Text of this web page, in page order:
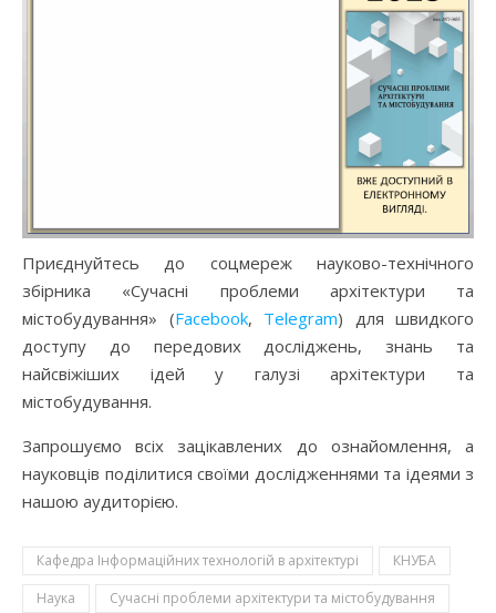
Приєднуйтесь до соцмереж науково-технічного
збірника «Сучасні проблеми архітектури та
містобудування» (Facebook, Telegram) для швидкого
доступу до передових досліджень, знань та
найсвіжіших ідей у галузі архітектури та
містобудування.
Запрошуємо всіх зацікавлених до ознайомлення, а
науковців поділитися своїми дослідженнями та ідеями з
нашою аудиторією.
Кафедра Інформаційних технологій в архітектурі
КНУБА
Наука
Сучасні проблеми архітектури та містобудування